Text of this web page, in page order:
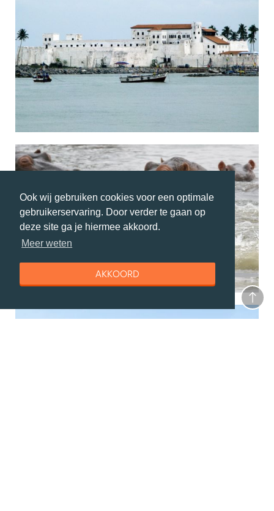
Ook wij gebruiken cookies voor een optimale
gebruikerservaring. Door verder te gaan op
deze site ga je hiermee akkoord.
Meer weten
AKKOORD